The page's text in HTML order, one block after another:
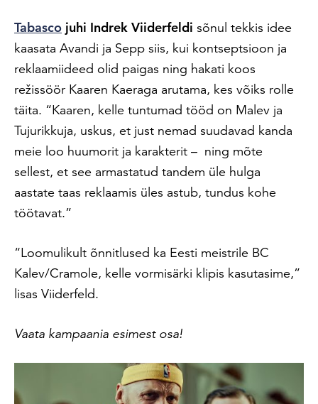
Tabasco juhi Indrek Viiderfeldi sõnul tekkis idee
kaasata Avandi ja Sepp siis, kui kontseptsioon ja
reklaamiideed olid paigas ning hakati koos
režissöör Kaaren Kaeraga arutama, kes võiks rolle
täita. “Kaaren, kelle tuntumad tööd on Malev ja
Tujurikkuja, uskus, et just nemad suudavad kanda
meie loo huumorit ja karakterit – ning mõte
sellest, et see armastatud tandem üle hulga
aastate taas reklaamis üles astub, tundus kohe
töötavat.”
“Loomulikult õnnitlused ka Eesti meistrile BC
Kalev/Cramole, kelle vormisärki klipis kasutasime,”
lisas Viiderfeld.
Vaata kampaania esimest osa!